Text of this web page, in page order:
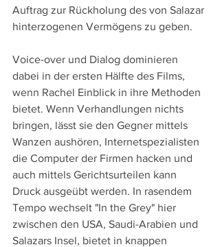
Auftrag zur Rückholung des von Salazar
hinterzogenen Vermögens zu geben.
Voice-over und Dialog dominieren
dabei in der ersten Hälfte des Films,
wenn Rachel Einblick in ihre Methoden
bietet. Wenn Verhandlungen nichts
bringen, lässt sie den Gegner mittels
Wanzen aushören, Internetspezialisten
die Computer der Firmen hacken und
auch mittels Gerichtsurteilen kann
Druck ausgeübt werden. In rasendem
Tempo wechselt "In the Grey" hier
zwischen den USA, Saudi-Arabien und
Salazars Insel, bietet in knappen